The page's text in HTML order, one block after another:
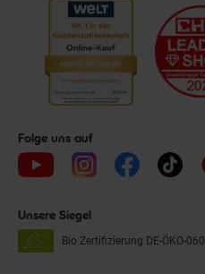
Folge uns auf
Unsere Siegel
Bio Zertifizierung DE-ÖKO-060